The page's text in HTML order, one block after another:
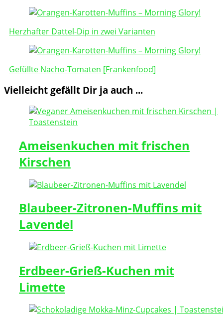
Post
Navigation
Herzhafter Dattel-Dip in zwei Varianten
Gefüllte Nacho-Tomaten [Frankenfood]
Vielleicht gefällt Dir ja auch ...
Ameisenkuchen mit frischen
Kirschen
Blaubeer-Zitronen-Muffins mit
Lavendel
Erdbeer-Grieß-Kuchen mit
Limette